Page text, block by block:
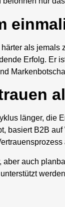
als
Erfolg. Er
länger, die
basiert B2B
aber auch